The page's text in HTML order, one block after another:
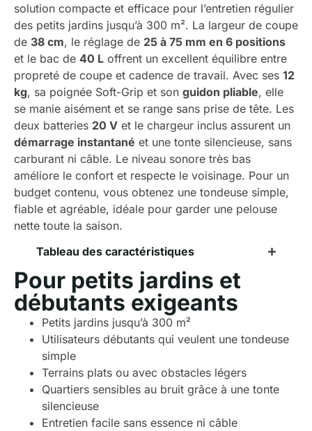
solution compacte et efficace pour l’entretien régulier
des petits jardins jusqu’à 300 m². La largeur de coupe
de 38 cm, le réglage de 25 à 75 mm en 6 positions
et le bac de 40 L offrent un excellent équilibre entre
propreté de coupe et cadence de travail. Avec ses 12
kg, sa poignée Soft-Grip et son guidon pliable, elle
se manie aisément et se range sans prise de tête. Les
deux batteries 20 V et le chargeur inclus assurent un
démarrage instantané et une tonte silencieuse, sans
carburant ni câble. Le niveau sonore très bas
améliore le confort et respecte le voisinage. Pour un
budget contenu, vous obtenez une tondeuse simple,
fiable et agréable, idéale pour garder une pelouse
nette toute la saison.
Tableau des caractéristiques
Pour petits jardins et
débutants exigeants
Petits jardins jusqu’à 300 m²
Utilisateurs débutants qui veulent une tondeuse
simple
Terrains plats ou avec obstacles légers
Quartiers sensibles au bruit grâce à une tonte
silencieuse
Entretien facile sans essence ni câble